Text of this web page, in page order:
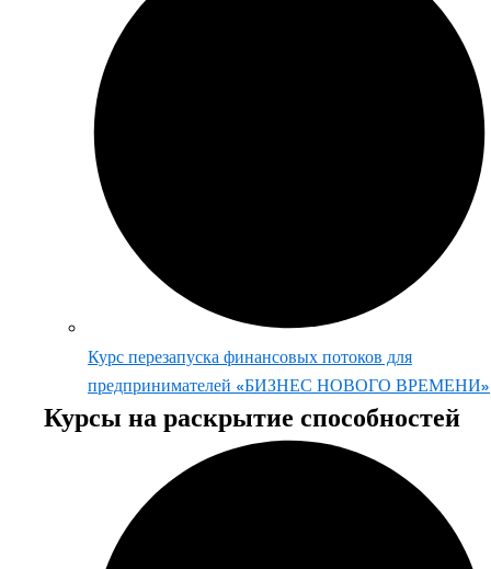
Курс перезапуска финансовых потоков для
предпринимателей «БИЗНЕС НОВОГО ВРЕМЕНИ»
Курсы на раскрытие способностей